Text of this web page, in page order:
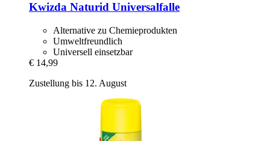
Kwizda Naturid Universalfalle
Alternative zu Chemieprodukten
Umweltfreundlich
Universell einsetzbar
€ 14,99
Zustellung bis 12. August